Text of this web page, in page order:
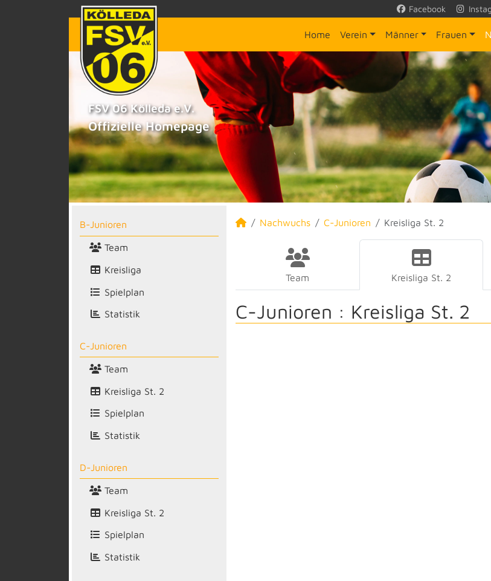
Facebook
Home Verein Männer Frauen
FSV 06 Kölleda e.V.
Offizielle Homepage
B-Junioren
Team
Kreisliga
Spielplan
Statistik
C-Junioren
Team
Kreisliga St. 2
Spielplan
Statistik
D-Junioren
Team
Kreisliga St. 2
Spielplan
Statistik
Nachwuchs C-Junioren Kreisliga St. 2
Team Kreisliga St. 2
C-Junioren : Kreisliga St. 2